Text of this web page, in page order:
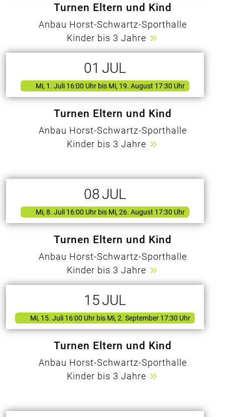
Turnen Eltern und Kind
Anbau Horst-Schwartz-Sporthalle
Kinder bis 3 Jahre
01 JUL
Mi, 1. Juli 16:00 Uhr bis Mi, 19. August 17:30 Uhr
Turnen Eltern und Kind
Anbau Horst-Schwartz-Sporthalle
Kinder bis 3 Jahre
08JUL
Mi, 8. Juli 16:00 Uhr bis Mi, 26. August 17:30 Uhr
Turnen Eltern und Kind
Anbau Horst-Schwartz-Sporthalle
Kinder bis 3 Jahre
15JUL
Mi, 15. Juli 16:00 Uhr bis Mi, 2. September 17:30 Uhr
Turnen Eltern und Kind
Anbau Horst-Schwartz-Sporthalle
Kinder bis 3 Jahre